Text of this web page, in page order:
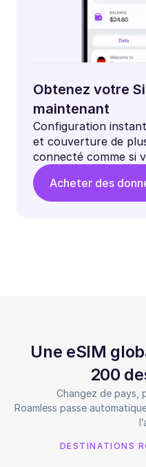
Obtenez votre
maintenant
Configuration
et couverture de
connecté comme si
Acheter des
Une eSIM
200
Changez de pays,
Roamless passe
DESTINATIONS